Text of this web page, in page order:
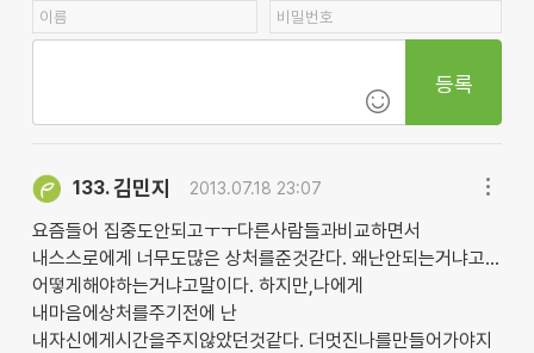
등록
133.김민지 2013.07.18 23:07
요즘들어 집중도안되고ㅜㅜ다른사람들과비교하면서
내스스로에게 너무도많은 상처를준것갇다. 왜난안되는거냐고...
어떻게해야하는거냐고말이다. 하지만,나에게
내마음에상처를주기전에 난
내자신에게시간을주지않았던것같다. 더멋진나를만들어가야지